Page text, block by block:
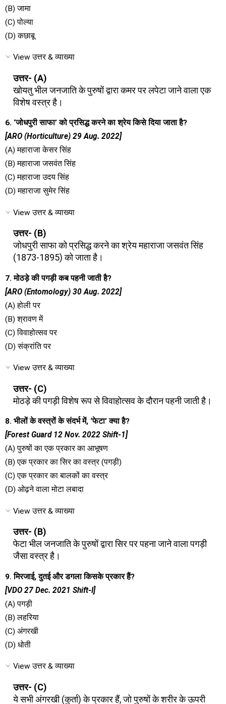
(B) जामा
(C) पोल्या
(D) कछाबू
View उत्तर & व्याख्या
उत्तर- (A)
खोयतु भील जनजाति के पुरुषों द्वारा कमर पर लपेटा जाने वाला एक
विशेष वस्त्र है।
6. ‘जोधपुरी साफा’ को प्रसिद्ध करने का श्रेय किसे दिया जाता है?
[ARO (Horticulture) 29 Aug. 2022]
(A) महाराजा केसर सिंह
(B) महाराजा जसवंत सिंह
(C) महाराजा उदय सिंह
(D) महाराजा सुमेर सिंह
View उत्तर & व्याख्या
उत्तर- (B)
जोधपुरी साफा को प्रसिद्ध करने का श्रेय महाराजा जसवंत सिंह
(1873-1895) को जाता है।
7. मोठड़े की पगड़ी कब पहनी जाती है?
[ARO (Entomology) 30 Aug. 2022]
(A) होली पर
(B) श्रावण में
(C) विवाहोत्सव पर
(D) संक्रांति पर
View उत्तर & व्याख्या
उत्तर- (C)
मोठड़े की पगड़ी विशेष रूप से विवाहोत्सव के दौरान पहनी जाती है।
8. भीलों के वस्त्रों के संदर्भ में, ‘फेटा’ क्या है?
[Forest Guard 12 Nov. 2022 Shift-1]
(A) पुरुषों का एक प्रकार का आभूषण
(B) एक प्रकार का सिर का वस्त्र (पगड़ी)
(C) एक प्रकार का बालकों का वस्त्र
(D) ओढ़ने वाला मोटा लबादा
View उत्तर & व्याख्या
उत्तर- (B)
फेटा भील जनजाति के पुरुषों द्वारा सिर पर पहना जाने वाला पगड़ी
जैसा वस्त्र है।
9. मिरजाई, दुतई और डगला किसके प्रकार हैं?
[VDO 27 Dec. 2021 Shift-I]
(A) पगड़ी
(B) लहरिया
(C) अंगरखी
(D) धोती
View उत्तर & व्याख्या
उत्तर- (C)
ये सभी अंगरखी (कुर्ता) के प्रकार हैं, जो पुरुषों के शरीर के ऊपरी